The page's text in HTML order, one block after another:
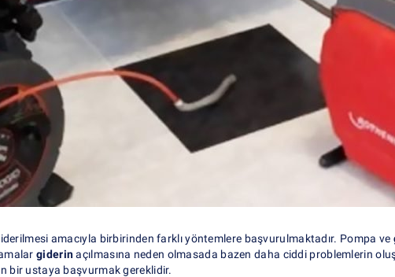
amacıyla birbirinden farklı yöntemlere başvurulmaktadır. Pompa ve
giderinaçılmasına neden olmasada bazen daha ciddi problemlerin
bir ustaya başvurmak gereklidir.